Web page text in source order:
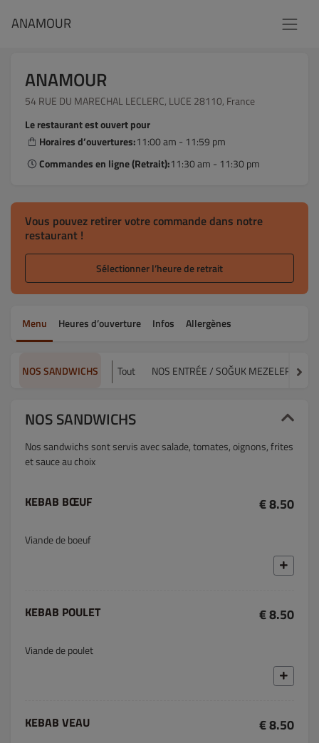
ANAMOUR
ANAMOUR
54 RUE DU MARECHAL LECLERC, LUCE 28110, France
Le restaurant est ouvert pour
Horaires d’ouvertures:11:00 am - 11:59 pm
Commandes en ligne (Retrait):11:30 am - 11:30 pm
Vous pouvez retirer votre commande dans notre
restaurant !
Sélectionner l’heure de retrait
Menu Heures d’ouverture Infos Allergènes
NOS SANDWICHS Tout NOS ENTRÉE / SOĞUK MEZELER
NOS SANDWICHS
Nos sandwichs sont servis avec salade, tomates, oignons, frites
et sauce au choix
KEBAB BŒUF € 8.50
Viande de boeuf
KEBAB POULET € 8.50
Viande de poulet
KEBAB VEAU € 8.50